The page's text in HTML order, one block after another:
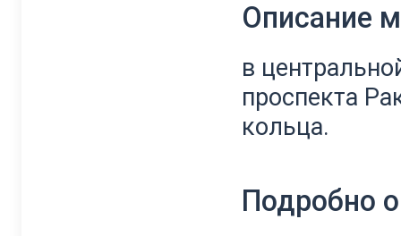
Описание
в
проспекта
кольца.
Подробно